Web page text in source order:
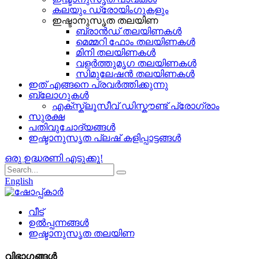
കലയും ഡ്രോയിംഗുകളും
ഇഷ്ടാനുസൃത തലയിണ
ബ്രാൻഡ് തലയിണകൾ
മെമ്മറി ഫോം തലയിണകൾ
മിനി തലയിണകൾ
വളർത്തുമൃഗ തലയിണകൾ
സിമുലേഷൻ തലയിണകൾ
ഇത് എങ്ങനെ പ്രവർത്തിക്കുന്നു
ബ്ലോഗുകൾ
എക്സ്ക്ലൂസീവ് ഡിസ്കൗണ്ട് പ്രോഗ്രാം
സുരക്ഷ
പതിവുചോദ്യങ്ങൾ
ഇഷ്ടാനുസൃത പ്ലഷ് കളിപ്പാട്ടങ്ങൾ
ഒരു ഉദ്ധരണി എടുക്കൂ!
English
വീട്
ഉൽപ്പന്നങ്ങൾ
ഇഷ്ടാനുസൃത തലയിണ
വിഭാഗങ്ങൾ